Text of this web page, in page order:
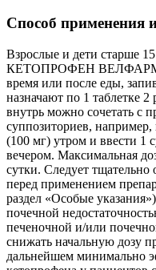
Способ применения
Взрослые и дети старше
КЕТОПРОФЕН ВЕЛФАРМ
время или после еды,
назначают по 1 таблетке
внутрь можно сочетать с
суппозиториев,
(100 мг) утром и ввести 1
вечером. Максимальная
сутки. Следует тщательно
перед применением
раздел «Особые
почечной
печеночной и/или
снижать начальную дозу
дальнейшем минимально